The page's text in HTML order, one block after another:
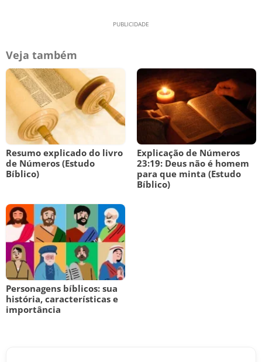
Veja também
Resumo explicado do livro
de Números (Estudo
Bíblico)
Explicação de Números
23:19: Deus não é homem
para que minta (Estudo
Bíblico)
Personagens bíblicos: sua
história, características e
importância